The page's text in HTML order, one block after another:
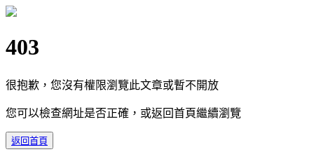
403
很抱歉，您沒有權限瀏覽此文章或暫不開放
您可以檢查網址是否正確，或返回首頁繼續瀏覽
返回首頁